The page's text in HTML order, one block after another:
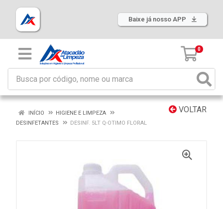
Baixe já nosso APP
0
VOLTAR
INÍCIO
HIGIENE E LIMPEZA
DESINFETANTES
DESINF. 5LT Q-OTIMO FLORAL